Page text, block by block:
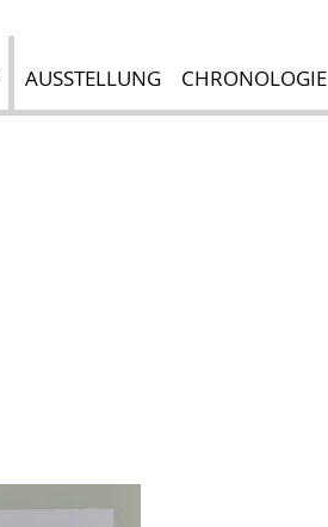
AUSSTELLUNG CHRONOLOGIE